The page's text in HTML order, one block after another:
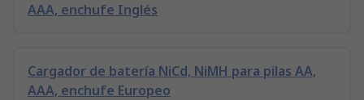
AAA, enchufe Inglés
Cargador de batería NiCd, NiMH para pilas AA,
AAA, enchufe Europeo